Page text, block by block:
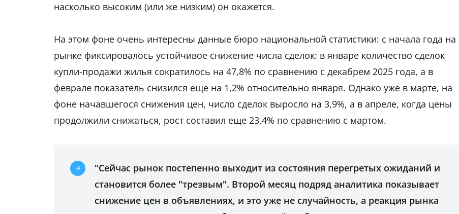
насколько высоким (или же низким) он окажется.
На этом фоне очень интересны данные бюро национальной статистики: с начала года на
рынке фиксировалось устойчивое снижение числа сделок: в январе количество сделок
купли-продажи жилья сократилось на 47,8% по сравнению с декабрем 2025 года, а в
феврале показатель снизился еще на 1,2% относительно января. Однако уже в марте, на
фоне начавшегося снижения цен, число сделок выросло на 3,9%, а в апреле, когда цены
продолжили снижаться, рост составил еще 23,4% по сравнению с мартом.
"Сейчас рынок постепенно выходит из состояния перегретых ожиданий и
становится более "трезвым". Второй месяц подряд аналитика показывает
снижение цен в объявлениях, и это уже не случайность, а реакция рынка